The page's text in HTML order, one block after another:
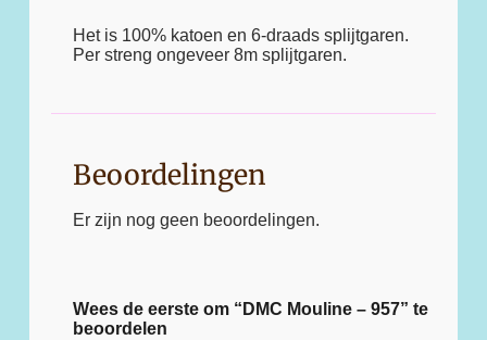
Het is 100% katoen en 6-draads splijtgaren.
Per streng ongeveer 8m splijtgaren.
Beoordelingen
Er zijn nog geen beoordelingen.
Wees de eerste om “DMC Mouline – 957” te
beoordelen